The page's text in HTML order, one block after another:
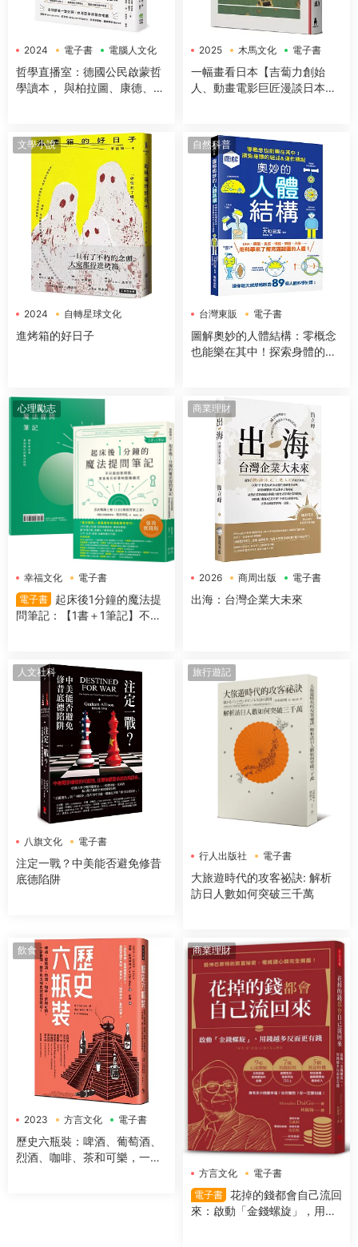
2024 電子書 電腦人文化
哲學直播室：德國公民啟蒙哲
學讀本， 與柏拉圖、康德、亞
2025 木馬文化 電子書
一幅畫看日本【吉蔔力創始
人、動畫電影巨匠漫談日本傳
文學小說
2024
自轉星球文化
電子書
進烤箱的好日子
自然科普
台灣東販 電子書
圖解奧妙的人體結構：零概念
也能樂在其中！探索身體的組
心理勵志
幸福文化
電子書
電子書
起床後1分鐘的魔法提
問筆記：【1書＋1筆記】不隻
商業理財
2026 商周出版 電子書
出海：台灣企業大未來
人文社科
八旗文化 電子書
注定一戰？中美能否避免修昔
底德陷阱
旅行遊記
行人出版社 電子書
大旅遊時代的攻客祕訣: 解析
訪日人數如何突破三千萬
飲食
2023 方言文化 電子書
歷史六瓶裝：啤酒、葡萄酒、
烈酒、咖啡、茶和可樂，一字
商業理財
方言文化
電子書
電子書 花掉的錢都會自己流回
來：啟動「金錢螺旋」，用錢